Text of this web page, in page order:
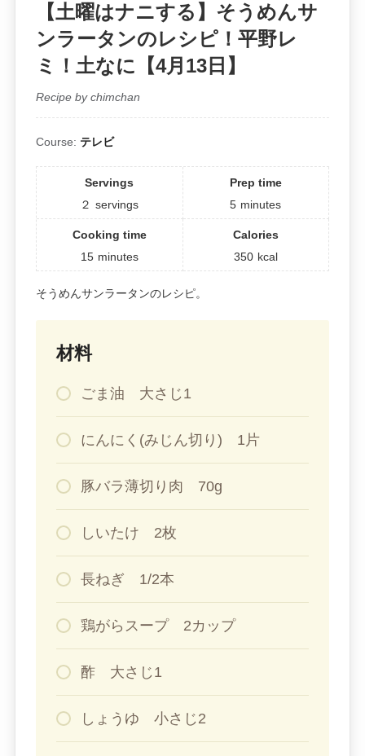
【土曜はナニする】そうめんサ
ンラータンのレシピ！平野レ
ミ！土なに【4月13日】
Recipe by chimchan
Course: テレビ
Servings
２ servings
Prep time
5 minutes
Cooking time
15 minutes
Calories
350 kcal
そうめんサンラータンのレシピ。
材料
ごま油 大さじ1
にんにく(みじん切り) 1片
豚バラ薄切り肉 70g
しいたけ 2枚
長ねぎ 1/2本
鶏がらスープ 2カップ
酢 大さじ1
しょうゆ 小さじ2